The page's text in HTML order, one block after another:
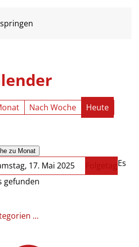
Nach Woche
Heute
zu Monat
17. Mai 2025 FolgetagEs
gefunden
...